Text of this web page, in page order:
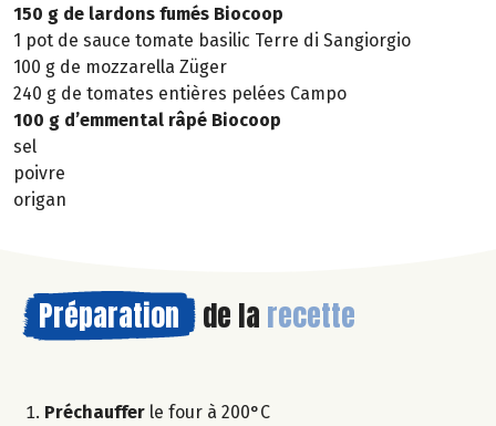
150 g de lardons fumés Biocoop
1 pot de sauce tomate basilic Terre di Sangiorgio
100 g de mozzarella Züger
240 g de tomates entières pelées Campo
100 g d’emmental râpé Biocoop
sel
poivre
origan
Préparation de la recette
Préchauffer le four à 200°C